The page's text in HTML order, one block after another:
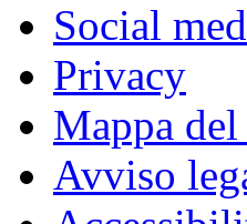
Social
Privacy
Mappa
Avviso